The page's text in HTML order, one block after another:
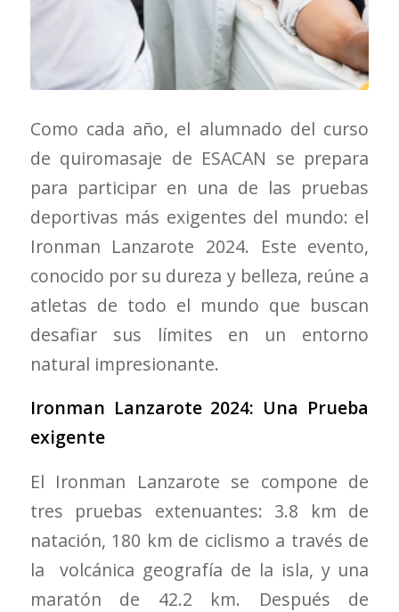
Como cada año, el alumnado del curso
de quiromasaje de ESACAN se prepara
para participar en una de las pruebas
deportivas más exigentes del mundo: el
Ironman Lanzarote 2024. Este evento,
conocido por su dureza y belleza, reúne a
atletas de todo el mundo que buscan
desafiar sus límites en un entorno
natural impresionante.
Ironman Lanzarote 2024: Una Prueba
exigente
El Ironman Lanzarote se compone de
tres pruebas extenuantes: 3.8 km de
natación, 180 km de ciclismo a través de
la volcánica geografía de la isla, y una
maratón de 42.2 km. Después de